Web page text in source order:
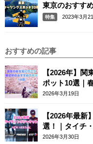
東京のおすす
特集 2023年3月
おすすめの記事
【2026年】
ポット10選｜
2026年3月19日
【2026年最
選！｜タイチ
ースカフェロン
2026年3月30日